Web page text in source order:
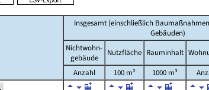
Insgesamt (einschließlich
Gebäuden)
Nichtwohn-
gebäude
Nutzfläche Rauminhalt
Anzahl
100 m² 1000 m³